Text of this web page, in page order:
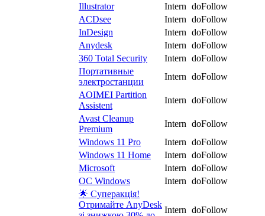
Illustrator
Intern doFollow
ACDsee
Intern doFollow
InDesign
Intern doFollow
Anydesk
Intern doFollow
360 Total Security
Intern doFollow
Портативные
электростанции
Intern doFollow
AOIMEI Partition
Assistent
Intern doFollow
Avast Cleanup
Premium
Intern doFollow
Windows 11 Pro
Intern doFollow
Windows 11 Home
Intern doFollow
Microsoft
Intern doFollow
ОС Windows
Intern doFollow
🌟 Суперакція!
Отримайте AnyDesk
Intern doFollow